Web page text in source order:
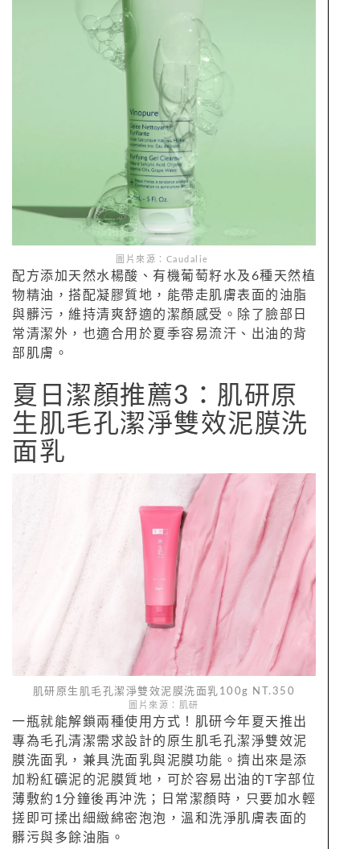
圖片來源：Caudalie
配方添加天然水楊酸、有機葡萄籽水及6種天然植
物精油，搭配凝膠質地，能帶走肌膚表面的油脂
與髒污，維持清爽舒適的潔顏感受。除了臉部日
常清潔外，也適合用於夏季容易流汗、出油的背
部肌膚。
夏日潔顏推薦3：肌研原
生肌毛孔潔淨雙效泥膜洗
面乳
肌研原生肌毛孔潔淨雙效泥膜洗面乳100g NT.350
圖片來源：肌研
一瓶就能解鎖兩種使用方式！肌研今年夏天推出
專為毛孔清潔需求設計的原生肌毛孔潔淨雙效泥
膜洗面乳，兼具洗面乳與泥膜功能。擠出來是添
加粉紅礦泥的泥膜質地，可於容易出油的T字部位
薄敷約1分鐘後再沖洗；日常潔顏時，只要加水輕
搓即可揉出細緻綿密泡泡，溫和洗淨肌膚表面的
髒污與多餘油脂。